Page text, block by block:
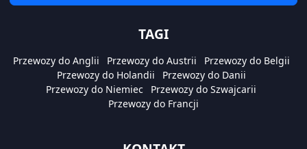
TAGI
Przewozy do Anglii Przewozy do Austrii
Przewozy do Belgii
Przewozy do Holandii
Przewozy do Danii
Przewozy do Niemiec
Przewozy do Szwajcarii
Przewozy do Francji